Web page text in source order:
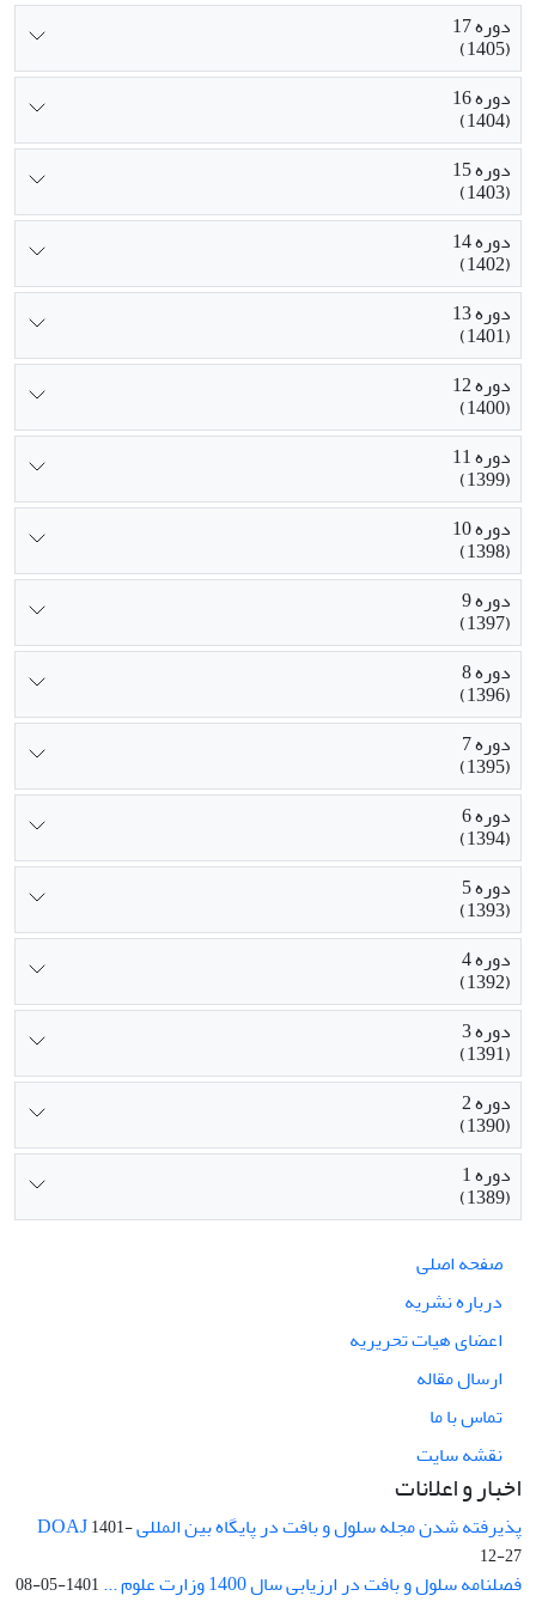
دوره 17
(1405)
دوره 16
(1404)
دوره 15
(1403)
دوره 14
(1402)
دوره 13
(1401)
دوره 12
(1400)
دوره 11
(1399)
دوره 10
(1398)
دوره 9
(1397)
دوره 8
(1396)
دوره 7
(1395)
دوره 6
(1394)
دوره 5
(1393)
دوره 4
(1392)
دوره 3
(1391)
دوره 2
(1390)
دوره 1
(1389)
صفحه اصلی
درباره نشریه
اعضای هیات تحریریه
ارسال مقاله
تماس با ما
نقشه سایت
اخبار و اعلانات
پذیرفته شدن مجله سلول و بافت در پایگاه بین المللی DOAJ1401-
12-27
فصلنامه سلول و بافت در ارزیابی سال 1400 وزارت علوم ... 1401-05-08